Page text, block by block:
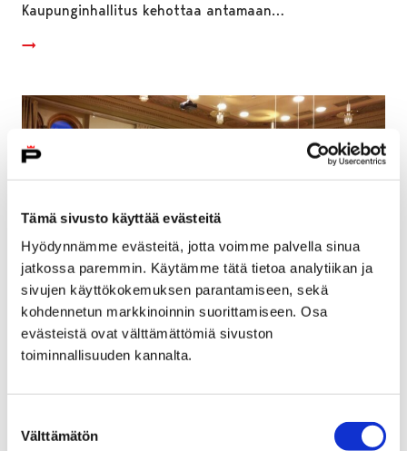
Tämä sivusto käyttää evästeitä
Hyödynnämme evästeitä, jotta voimme palvella sinua
jatkossa paremmin. Käytämme tätä tietoa analytiikan ja
sivujen käyttökokemuksen parantamiseen, sekä
kohdennetun markkinoinnin suorittamiseen. Osa
evästeistä ovat välttämättömiä sivuston
toiminnallisuuden kannalta.
valinta
Välttämätön
Kaupunginhallitus kehottaa antamaan…
Lammin tuulivoimakaava valtuuston
Kiistelty ja moneen kertaan käsittelyyn palautettu